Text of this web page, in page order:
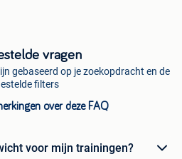
vragen
gebaseerd op je zoekopdracht en de
filters
over deze FAQ
voor mijn trainingen?